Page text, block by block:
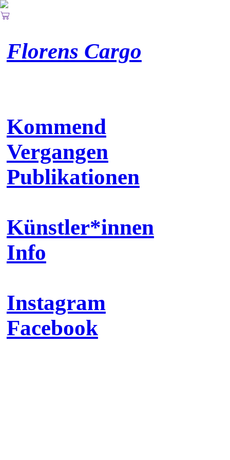
︎
Florens Cargo
Kommend
Vergangen
Publikationen
Künstler*innen
Info
Instagram
Facebook